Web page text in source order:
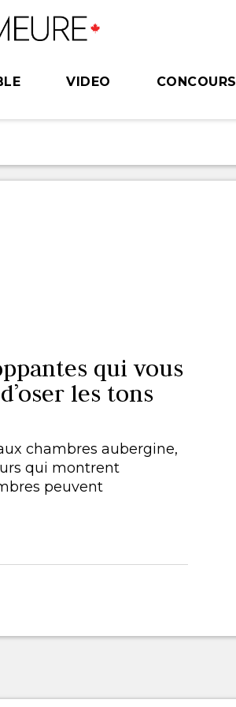
VIDEO CONCOURS
qui vous
les tons
chambres aubergine,
qui montrent
peuvent